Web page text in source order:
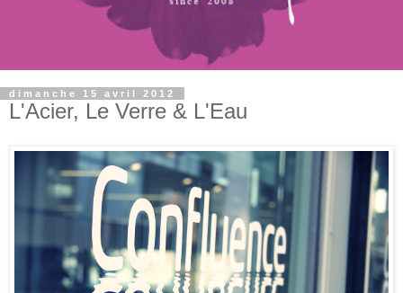
dimanche 15 avril 2012
L'Acier, Le Verre & L'Eau